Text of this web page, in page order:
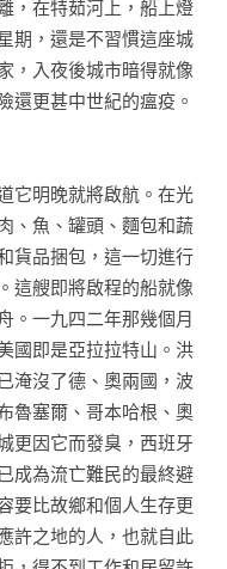
，在特茹河上，船上燈
期，還是不習慣這座城
，入夜後城市暗得就像
還更甚中世紀的瘟疫。
它明晚就將啟航。在光
、魚、罐頭、麵包和蔬
貨品捆包，這一切進行
這艘即將啟程的船就像
。一九四二年那幾個月
國即是亞拉拉特山。洪
淹沒了德、奧兩國，波
魯塞爾、哥本哈根、奧
更因它而發臭，西班牙
成為流亡難民的最終避
要比故鄉和個人生存更
許之地的人，也就自此